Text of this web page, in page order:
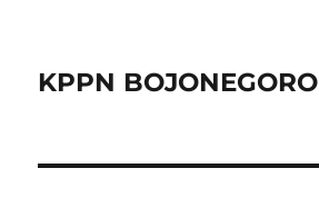
KPPN BOJONEGORO